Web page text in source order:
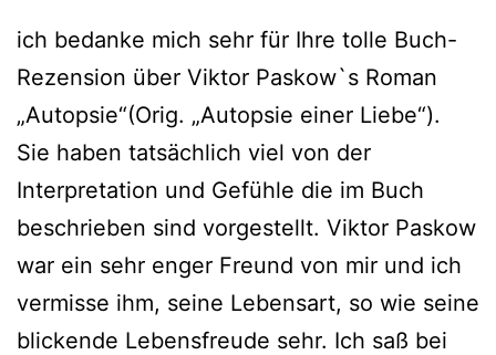
ich bedanke mich sehr für Ihre tolle Buch-
Rezension über Viktor Paskow`s Roman
„Autopsie“(Orig. „Autopsie einer Liebe“).
Sie haben tatsächlich viel von der
Interpretation und Gefühle die im Buch
beschrieben sind vorgestellt. Viktor Paskow
war ein sehr enger Freund von mir und ich
vermisse ihm, seine Lebensart, so wie seine
blickende Lebensfreude sehr. Ich saß bei